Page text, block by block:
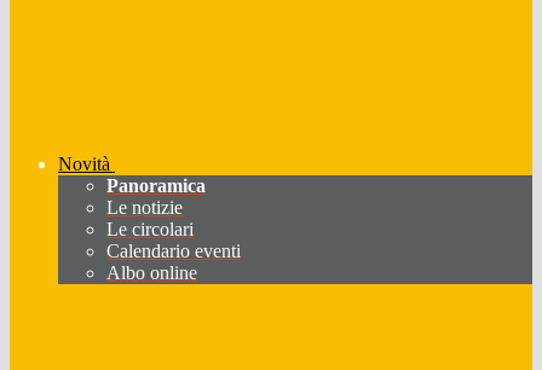
Novità
Panoramica
Le notizie
Le circolari
Calendario eventi
Albo online